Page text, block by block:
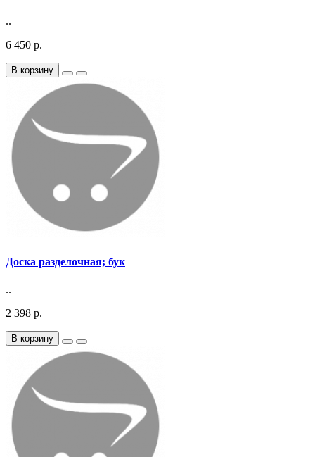
..
6 450 р.
В корзину
Доска разделочная; бук
..
2 398 р.
В корзину